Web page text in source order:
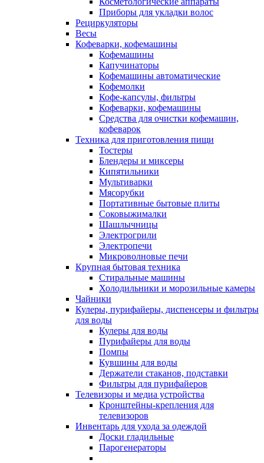
Приборы для укладки волос
Рециркуляторы
Весы
Кофеварки, кофемашины
Кофемашины
Капучинаторы
Кофемашины автоматические
Кофемолки
Кофе-капсулы, фильтры
Кофеварки, кофемашины
Средства для очистки кофемашин,
кофеварок
Техника для приготовления пищи
Тостеры
Блендеры и миксеры
Кипятильники
Мультиварки
Мясорубки
Портативные бытовые плиты
Соковыжималки
Шашлычницы
Электрогрили
Электропечи
Микроволновые печи
Крупная бытовая техника
Стиральные машины
Холодильники и морозильные камеры
Чайники
Кулеры, пурифайеры, диспенсеры и фильтры
для воды
Кулеры для воды
Пурифайеры для воды
Помпы
Кувшины для воды
Держатели стаканов, подставки
Фильтры для пурифайеров
Телевизоры и медиа устройства
Кронштейны-крепления для
телевизоров
Инвентарь для ухода за одеждой
Доски гладильные
Парогенераторы